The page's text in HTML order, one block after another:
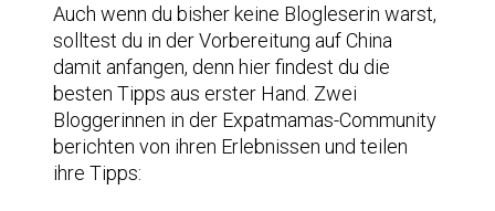
Auch wenn du bisher keine Blogleserin warst,
solltest du in der Vorbereitung auf China
damit anfangen, denn hier findest du die
besten Tipps aus erster Hand. Zwei
Bloggerinnen in der Expatmamas-Community
berichten von ihren Erlebnissen und teilen
ihre Tipps: